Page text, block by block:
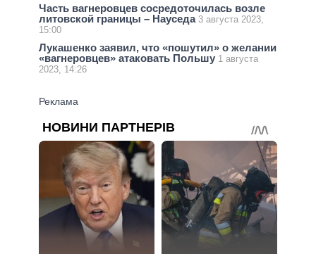
Часть вагнеровцев сосредоточилась возле
литовской границы – Науседа 3 августа 2023,
15:00
Лукашенко заявил, что «пошутил» о желании
«вагнеровцев» атаковать Польшу 1 августа
2023, 14:26